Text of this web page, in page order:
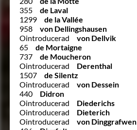
355
de Laval
1299
de la Vallée
958
von Dellingshausen
Ointroducerad
von Dellvik
65
de Mortaigne
737
de Moucheron
Ointroducerad
Derenthal
1507
de Silentz
Ointroducerad
von Dessein
440
Didron
Ointroducerad
Diederichs
Ointroducerad
Dieterich
Ointroducerad
von Dinggrafwen